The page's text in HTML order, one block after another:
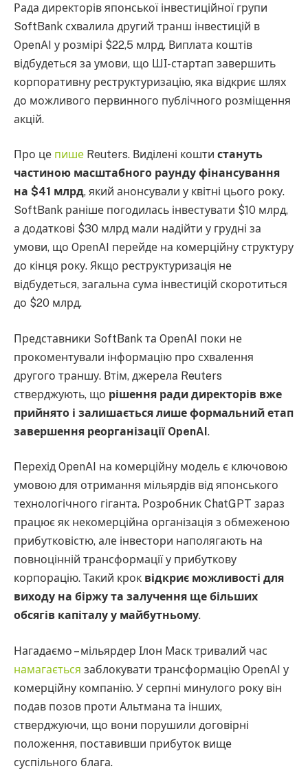
Рада директорів японської інвестиційної групи
SoftBank схвалила другий транш інвестицій в
OpenAI у розмірі $22,5 млрд. Виплата коштів
відбудеться за умови, що ШІ-стартап завершить
корпоративну реструктуризацію, яка відкриє шлях
до можливого первинного публічного розміщення
акцій.
Про це пише Reuters. Виділені кошти стануть
частиною масштабного раунду фінансування
на $41 млрд, який анонсували у квітні цього року.
SoftBank раніше погодилась інвестувати $10 млрд,
а додаткові $30 млрд мали надійти у грудні за
умови, що OpenAI перейде на комерційну структуру
до кінця року. Якщо реструктуризація не
відбудеться, загальна сума інвестицій скоротиться
до $20 млрд.
Представники SoftBank та OpenAI поки не
прокоментували інформацію про схвалення
другого траншу. Втім, джерела Reuters
стверджують, що рішення ради директорів вже
прийнято і залишається лише формальний етап
завершення реорганізації OpenAI.
Перехід OpenAI на комерційну модель є ключовою
умовою для отримання мільярдів від японського
технологічного гіганта. Розробник ChatGPT зараз
працює як некомерційна організація з обмеженою
прибутковістю, але інвестори наполягають на
повноцінній трансформації у прибуткову
корпорацію. Такий крок відкриє можливості для
виходу на біржу та залучення ще більших
обсягів капіталу у майбутньому.
Нагадаємо – мільярдер Ілон Маск тривалий час
намагається заблокувати трансформацію OpenAI у
комерційну компанію. У серпні минулого року він
подав позов проти Альтмана та інших,
стверджуючи, що вони порушили договірні
положення, поставивши прибуток вище
суспільного блага.